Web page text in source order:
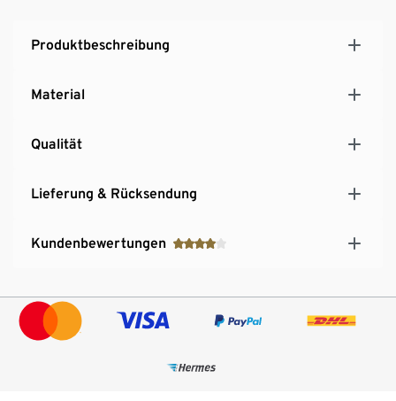
Produktbeschreibung
Material
Qualität
Lieferung & Rücksendung
Kundenbewertungen